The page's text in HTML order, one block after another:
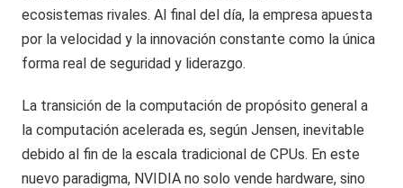
ecosistemas rivales. Al final del día, la empresa apuesta
por la velocidad y la innovación constante como la única
forma real de seguridad y liderazgo.
La transición de la computación de propósito general a
la computación acelerada es, según Jensen, inevitable
debido al fin de la escala tradicional de CPUs. En este
nuevo paradigma, NVIDIA no solo vende hardware, sino